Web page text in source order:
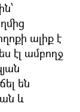
ալիք է
էլ ամբողջ
են
և